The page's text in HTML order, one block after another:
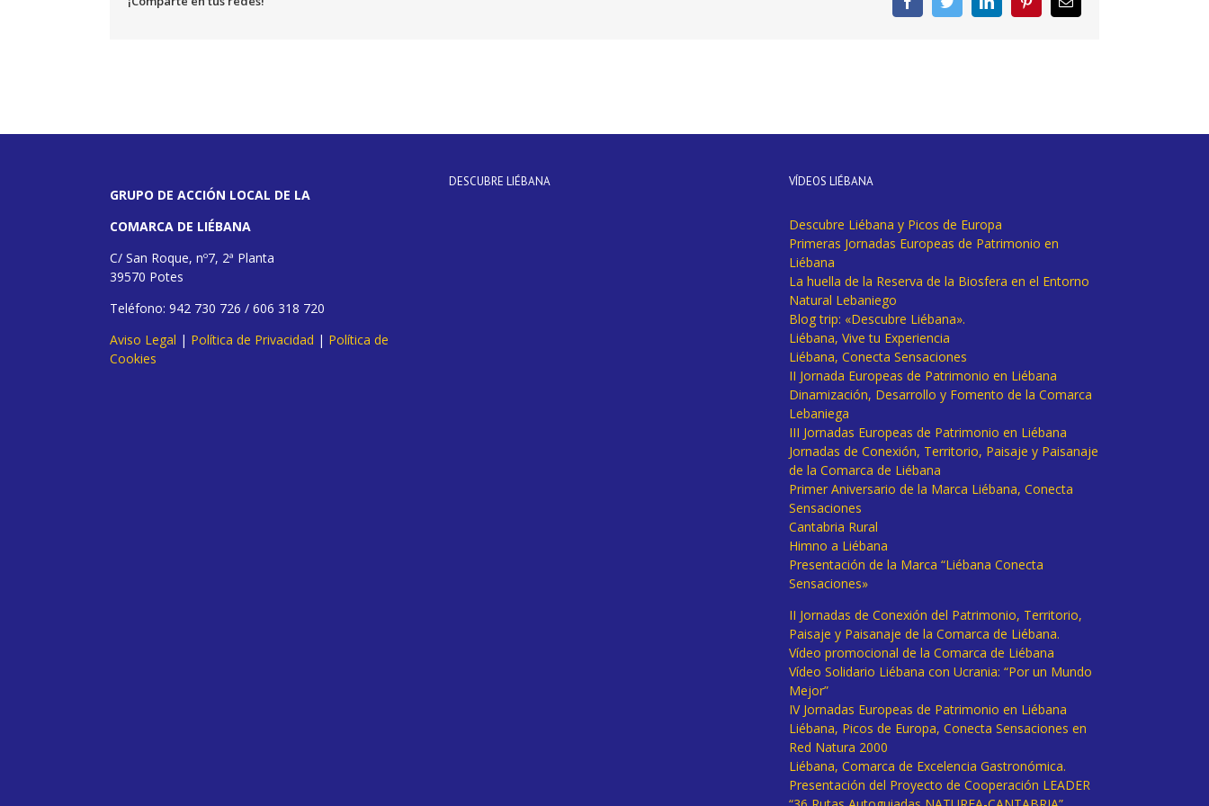
electrónico
GRUPO DE ACCIÓN LOCAL DE LA
COMARCA DE LIÉBANA
C/ San Roque, nº7, 2ª Planta
39570 Potes
Teléfono: 942 730 726 / 606 318 720
Aviso Legal | Política de Privacidad | Política de
Cookies
DESCUBRE LIÉBANA VÍDEOS LIÉBANA
Descubre Liébana y Picos de Europa
Primeras Jornadas Europeas de Patrimonio en
Liébana
La huella de la Reserva de la Biosfera en el Entorno
Natural Lebaniego
Blog trip: «Descubre Liébana».
Liébana, Vive tu Experiencia
Liébana, Conecta Sensaciones
II Jornada Europeas de Patrimonio en Liébana
Dinamización, Desarrollo y Fomento de la Comarca
Lebaniega
III Jornadas Europeas de Patrimonio en Liébana
Jornadas de Conexión, Territorio, Paisaje y Paisanaje
de la Comarca de Liébana
Primer Aniversario de la Marca Liébana, Conecta
Sensaciones
Cantabria Rural
Himno a Liébana
Presentación de la Marca “Liébana Conecta
Sensaciones»
II Jornadas de Conexión del Patrimonio, Territorio,
Paisaje y Paisanaje de la Comarca de Liébana.
Vídeo promocional de la Comarca de Liébana
Vídeo Solidario Liébana con Ucrania: “Por un Mundo
Mejor”
IV Jornadas Europeas de Patrimonio en Liébana
Liébana, Picos de Europa, Conecta Sensaciones en
Red Natura 2000
Liébana, Comarca de Excelencia Gastronómica.
Presentación del Proyecto de Cooperación LEADER